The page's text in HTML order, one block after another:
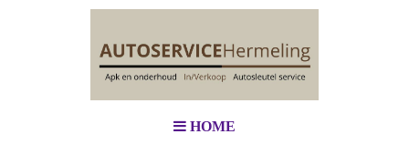
HOME